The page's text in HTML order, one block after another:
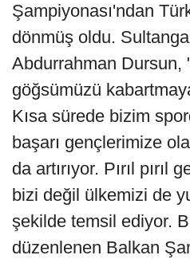
Şampiyonası'ndan
dönmüş oldu.
Abdurrahman Dursun,
göğsümüzü
Kısa sürede bizim
başarı gençlerimize
da artırıyor. Pırıl pırıl
bizi değil ülkemizi de
şekilde temsil ediyor.
düzenlenen Balkan